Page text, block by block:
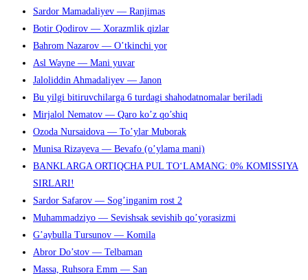
Sardor Mamadaliyev — Ranjimas
Botir Qodirov — Xorazmlik qizlar
Bahrom Nazarov — O’tkinchi yor
Asl Wayne — Mani yuvar
Jaloliddin Ahmadaliyev — Janon
Bu yilgi bitiruvchilarga 6 turdagi shahodatnomalar beriladi
Mirjalol Nematov — Qaro ko’z qo’shiq
Ozoda Nursaidova — To’ylar Muborak
Munisa Rizayeva — Bevafo (o’ylama mani)
BANKLARGA ORTIQCHA PUL TO‘LAMANG: 0% KOMISSIYA
SIRLARI!
Sardor Safarov — Sog’inganim rost 2
Muhammadziyo — Sevishsak sevishib qo’yorasizmi
G’aybulla Tursunov — Komila
Abror Do’stov — Telbaman
Massa, Ruhsora Emm — San